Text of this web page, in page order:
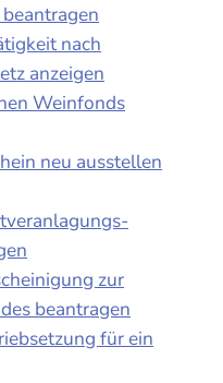
nach
anzeigen
Weinfonds
neu ausstellen
zur
beantragen
für ein